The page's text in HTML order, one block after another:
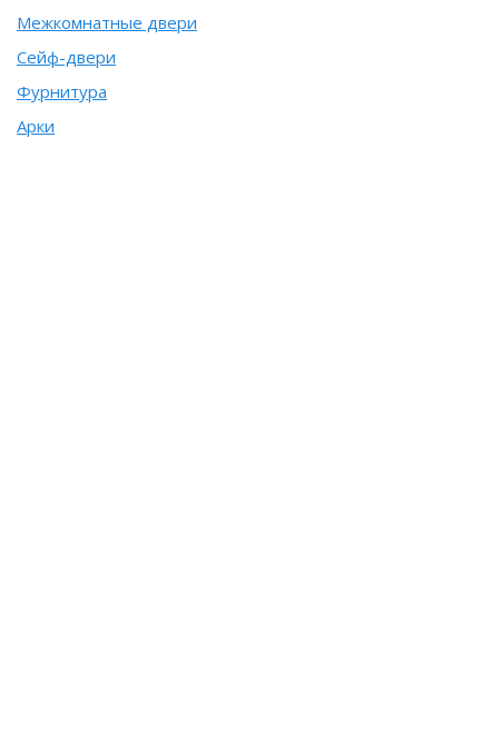
Межкомнатные двери
Сейф-двери
Фурнитура
Арки